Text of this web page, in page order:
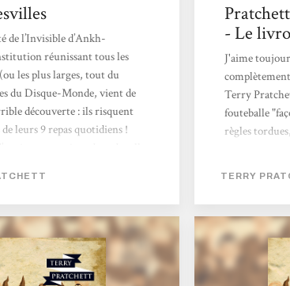
de l’Invisible d’Ankh-
réunissant tous les
les plus larges, tout du
du Disque-Monde, vient de
découverte : ils risquent
de leurs 9 repas quotidiens !
connu parmi le personnel
l’université. L’aide de Glenda et
de nuit, ainsi que de
travailleurs des recoins
- Le
J'aime
Terry
fouteballe
règles
s'articule
je l'aime le
passée à côté
TERRY